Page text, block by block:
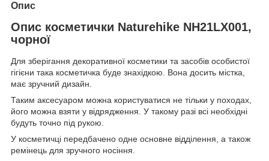
Опис
Опис косметички Naturehike NH21LX001,
чорної
Для зберігання декоративної косметики та засобів особистої
гігієни така косметичка буде знахідкою. Вона досить містка,
має зручний дизайн.
Таким аксесуаром можна користуватися не тільки у походах,
його можна взяти у відрядження. У такому разі всі необхідні
будуть точно під рукою.
У косметичці передбачено одне основне відділення, а також
ремінець для зручного носіння.